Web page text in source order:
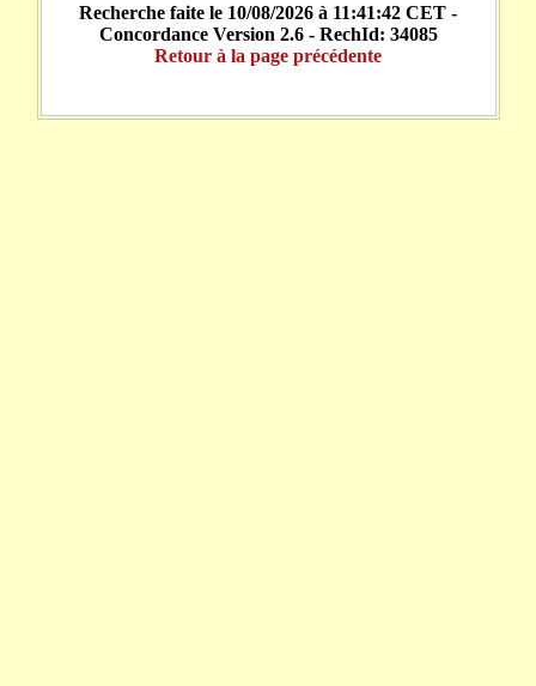
Recherche faite le 10/08/2026 à 11:41:42 CET -
Concordance Version 2.6 - RechId: 34085
Retour à la page précédente